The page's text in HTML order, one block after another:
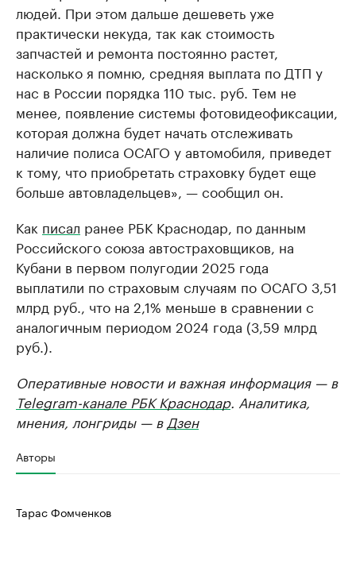
людей. При этом дальше дешеветь уже
практически некуда, так как стоимость
запчастей и ремонта постоянно растет,
насколько я помню, средняя выплата по ДТП у
нас в России порядка 110 тыс. руб. Тем не
менее, появление системы фотовидеофиксации,
которая должна будет начать отслеживать
наличие полиса ОСАГО у автомобиля, приведет
к тому, что приобретать страховку будет еще
больше автовладельцев», — сообщил он.
Как писал ранее РБК Краснодар, по данным
Российского союза автостраховщиков, на
Кубани в первом полугодии 2025 года
выплатили по страховым случаям по ОСАГО 3,51
млрд руб., что на 2,1% меньше в сравнении с
аналогичным периодом 2024 года (3,59 млрд
руб.).
Оперативные новости и важная информация — в
Telegram-канале РБК Краснодар. Аналитика,
мнения, лонгриды — в Дзен
Авторы
Тарас Фомченков